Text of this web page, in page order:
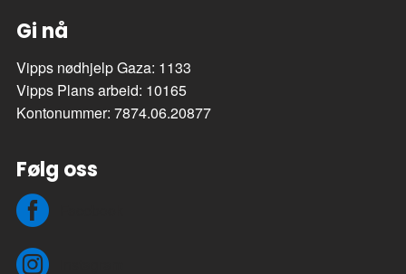
Gi nå
Vipps nødhjelp Gaza: 1133
Vipps Plans arbeid: 10165
Kontonummer: 7874.06.20877
Følg oss